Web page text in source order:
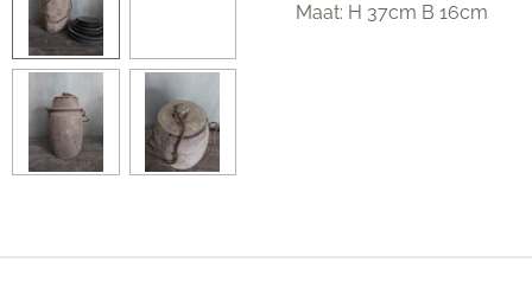
Maat: H 37cm B 16cm